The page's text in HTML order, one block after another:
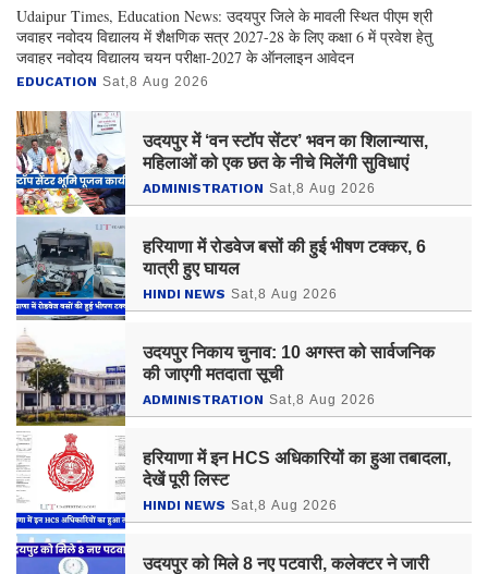
Udaipur Times, Education News: उदयपुर जिले के मावली स्थित पीएम श्री
जवाहर नवोदय विद्यालय में शैक्षणिक सत्र 2027-28 के लिए कक्षा 6 में प्रवेश हेतु
जवाहर नवोदय विद्यालय चयन परीक्षा-2027 के ऑनलाइन आवेदन
EDUCATION Sat,8 Aug 2026
उदयपुर में ‘वन स्टॉप सेंटर’ भवन का शिलान्यास,
महिलाओं को एक छत के नीचे मिलेंगी सुविधाएं
ADMINISTRATION Sat,8 Aug 2026
हरियाणा में रोडवेज बसों की हुई भीषण टक्कर, 6
यात्री हुए घायल
HINDI NEWS Sat,8 Aug 2026
उदयपुर निकाय चुनाव: 10 अगस्त को सार्वजनिक
की जाएगी मतदाता सूची
ADMINISTRATION Sat,8 Aug 2026
हरियाणा में इन HCS अधिकारियों का हुआ तबादला,
देखें पूरी लिस्ट
HINDI NEWS Sat,8 Aug 2026
उदयपुर को मिले 8 नए पटवारी, कलेक्टर ने जारी